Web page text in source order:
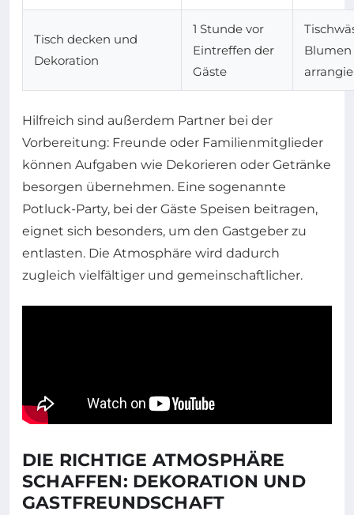
Tisch decken und
Dekoration
1 Stunde vor
Eintreffen der
Gäste
Blumen
Hilfreich sind außerdem Partner bei der
Vorbereitung: Freunde oder Familienmitglieder
können Aufgaben wie Dekorieren oder Getränke
besorgen übernehmen. Eine sogenannte
Potluck-Party, bei der Gäste Speisen beitragen,
eignet sich besonders, um den Gastgeber zu
entlasten. Die Atmosphäre wird dadurch
zugleich vielfältiger und gemeinschaftlicher.
DIE RICHTIGE ATMOSPHÄRE
SCHAFFEN: DEKORATION UND
GASTFREUNDSCHAFT